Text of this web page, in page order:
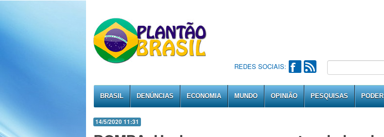
REDES SOCIAIS:
BRASIL DENÚNCIAS ECONOMIA MUNDO OPINIÃO PESQUISAS PODER
14/5/2020 11:31